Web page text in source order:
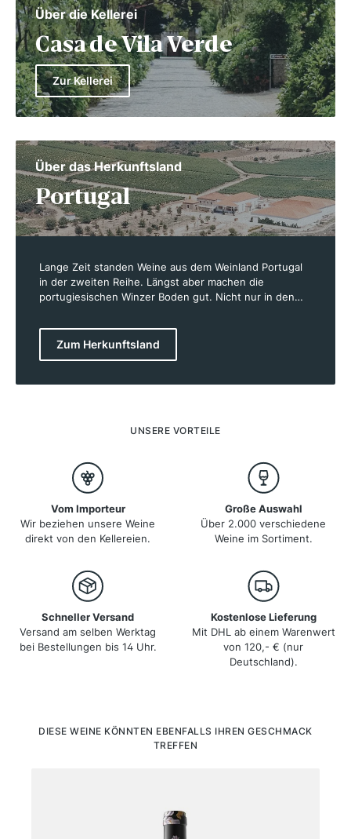
Über die Kellerei
Casa de Vila Verde
Zur Kellerei
Über das Herkunftsland
Portugal
Lange Zeit standen Weine aus dem Weinland Portugal
in der zweiten Reihe. Längst aber machen die
portugiesischen Winzer Boden gut. Nicht nur in den
überall im Land großartige Weine, die man in der
lebendigen Barszene der beiden großen Städte
Entwicklungssprung wie kein anderes Land in Europa
Techniken auf ein höheres Niveau gehoben. Die Weine
beachtlichen Preis-Genuss-Verhältnis.
Zum Herkunftsland
UNSERE VORTEILE
Vom Importeur
Wir beziehen unsere Weine
direkt von den Kellereien.
Große Auswahl
Über 2.000 verschiedene
Weine im Sortiment.
Schneller Versand
Versand am selben Werktag
bei Bestellungen bis 14 Uhr.
Kostenlose Lieferung
Mit DHL ab einem Warenwert
von 120,- € (nur
Deutschland).
Produktgalerie überspringen
DIESE WEINE KÖNNTEN EBENFALLS IHREN GESCHMACK
TREFFEN